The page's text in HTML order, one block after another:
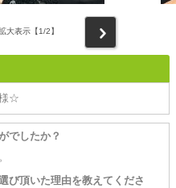
大表示【1/2】
☆
でしたか？
び頂いた理由を教えてくださ